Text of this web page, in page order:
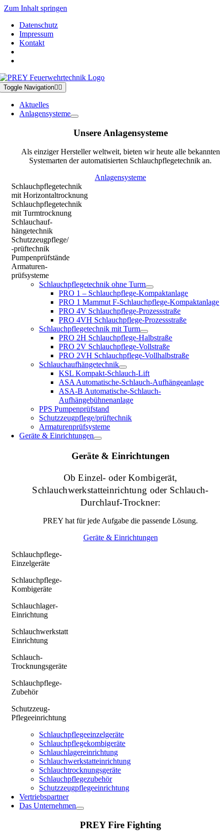
Zum Inhalt springen
Datenschutz
Impressum
Kontakt
Toggle Navigation
Aktuelles
Anlagensysteme
Unsere Anlagensysteme
Als einziger Hersteller weltweit, bieten wir heute alle bekannten
Systemarten der automatisierten Schlauchpflegetechnik an.
Anlagensysteme
Schlauchpflegetechnik
mit Horizontaltrocknung
Schlauchpflegetechnik
mit Turmtrocknung
Schlauchauf-
hängetechnik
Schutzzeugpflege/
-prüftechnik
Pumpenprüfstände
Armaturen-
prüfsysteme
Schlauchpflegetechnik ohne Turm
PRO 1 – Schlauchpflege-Kompaktanlage
PRO 1 Mammut F-Schlauchpflege-Kompaktanlage
PRO 4V Schlauchpflege-Prozessstraße
PRO 4VH Schlauchpflege-Prozessstraße
Schlauchpflegetechnik mit Turm
PRO 2H Schlauchpflege-Halbstraße
PRO 2V Schlauchpflege-Vollstraße
PRO 2VH Schlauchpflege-Vollhalbstraße
Schlauchaufhängetechnik
KSL Kompakt-Schlauch-Lift
ASA Automatische-Schlauch-Aufhängeanlage
ASA-B Automatische-Schlauch-
Aufhängebühnenanlage
PPS Pumpenprüfstand
Schutzzeugpflege/prüftechnik
Armaturenprüfsysteme
Geräte & Einrichtungen
Geräte & Einrichtungen
Ob Einzel- oder Kombigerät,
Schlauchwerkstatteinrichtung oder Schlauch-
Durchlauf-Trockner:
PREY hat für jede Aufgabe die passende Lösung.
Geräte & Einrichtungen
Schlauchpflege-
Einzelgeräte
Schlauchpflege-
Kombigeräte
Schlauchlager-
Einrichtung
Schlauchwerkstatt
Einrichtung
Schlauch-
Trocknungsgeräte
Schlauchpflege-
Zubehör
Schutzzeug-
Pflegeeinrichtung
Schlauchpflegeeinzelgeräte
Schlauchpflegekombigeräte
Schlauchlagereinrichtung
Schlauchwerkstatteinrichtung
Schlauchtrocknungsgeräte
Schlauchpflegezubehör
Schutzzeugpflegeeinrichtung
Vertriebspartner
Das Unternehmen
PREY Fire Fighting